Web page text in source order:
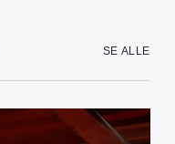
SE ALLE